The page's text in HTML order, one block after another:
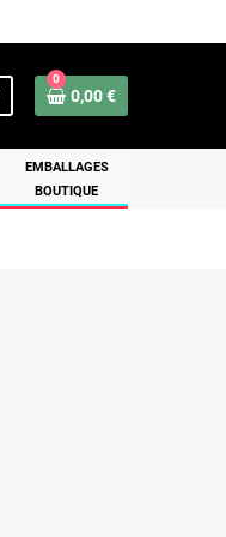
0
0,00 €
EMBALLAGES
BOUTIQUE